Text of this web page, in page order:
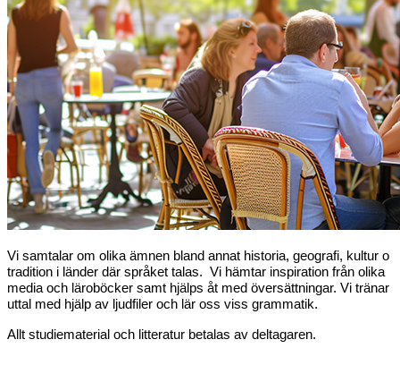
Vi samtalar om olika ämnen bland annat historia, geografi, kultur o
tradition i länder där språket talas. Vi hämtar inspiration från olika
media och läroböcker samt hjälps åt med översättningar. Vi tränar
uttal med hjälp av ljudfiler och lär oss viss grammatik.
Allt studiematerial och litteratur betalas av deltagaren.